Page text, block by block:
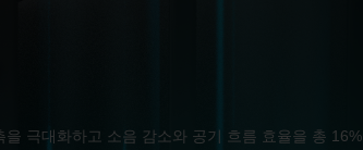
극대화하고 소음 감소와 공기 흐름 효율을 총 16%